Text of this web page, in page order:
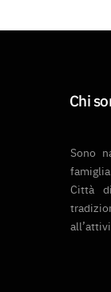
Chi
Sono
Città